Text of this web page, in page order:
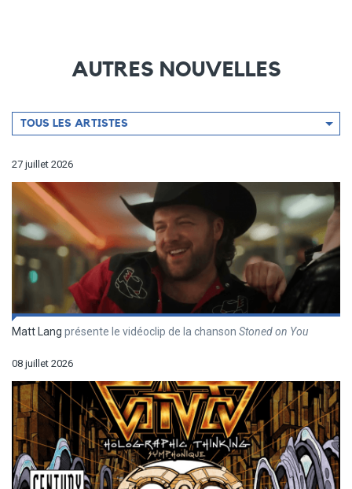
AUTRES NOUVELLES
Filtrer
par
TOUS LES ARTISTES
27 juillet 2026
Matt Lang présente le vidéoclip de la chanson Stoned on You
08 juillet 2026